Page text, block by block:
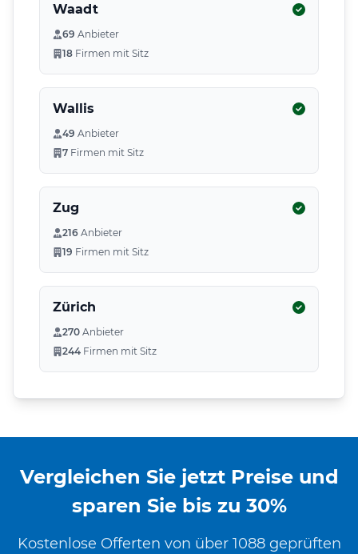
Waadt
69 Anbieter
18 Firmen mit Sitz
Wallis
49 Anbieter
7 Firmen mit Sitz
Zug
216 Anbieter
19 Firmen mit Sitz
Zürich
270 Anbieter
244 Firmen mit Sitz
Vergleichen Sie jetzt Preise und
sparen Sie bis zu 30%
Kostenlose Offerten von über 1088 geprüften